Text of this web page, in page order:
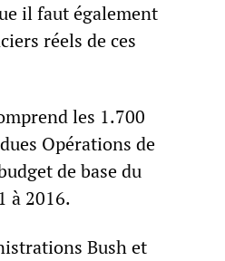
il faut également
réels de ces
les 1.700
Opérations de
de base du
à 2016.
Bush et